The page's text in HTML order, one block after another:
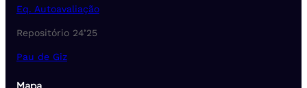
Eq. Autoavaliação
Repositório 24’25
Pau de Giz
Mapa